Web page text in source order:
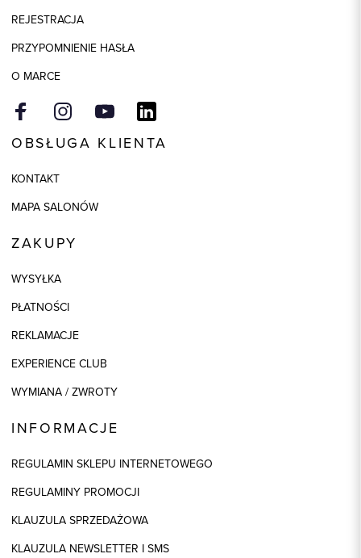
REJESTRACJA
PRZYPOMNIENIE HASŁA
O MARCE
OBSŁUGA KLIENTA
KONTAKT
MAPA SALONÓW
ZAKUPY
WYSYŁKA
PŁATNOŚCI
REKLAMACJE
EXPERIENCE CLUB
WYMIANA / ZWROTY
INFORMACJE
REGULAMIN SKLEPU INTERNETOWEGO
REGULAMINY PROMOCJI
KLAUZULA SPRZEDAŻOWA
KLAUZULA NEWSLETTER I SMS